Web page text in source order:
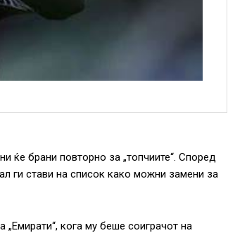
ќе брани повторно за „топчиите“. Според
ги стави на список како можни замени за
кога му беше соиграчот на